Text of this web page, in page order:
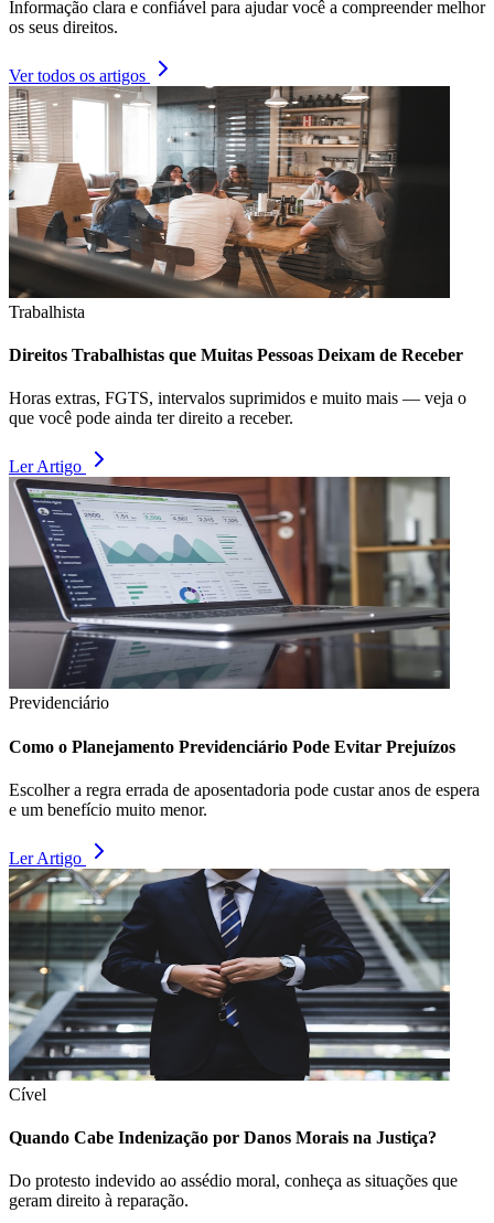
Informação clara e confiável para ajudar você a compreender melhor
os seus direitos.
Ver todos os artigos
Trabalhista
Direitos Trabalhistas que Muitas Pessoas Deixam de Receber
Horas extras, FGTS, intervalos suprimidos e muito mais — veja o
que você pode ainda ter direito a receber.
Ler Artigo
Previdenciário
Como o Planejamento Previdenciário Pode Evitar Prejuízos
Escolher a regra errada de aposentadoria pode custar anos de espera
e um benefício muito menor.
Ler Artigo
Cível
Quando Cabe Indenização por Danos Morais na Justiça?
Do protesto indevido ao assédio moral, conheça as situações que
geram direito à reparação.